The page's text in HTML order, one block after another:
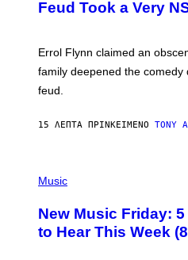
Feud Took a Very
Errol Flynn claimed an
family deepened the comedy
feud.
15 ΛΕΠΤΆ ΠΡΙΝ ΚΕΊΜΕΝΟ TONY
H
O
C
R
Music
New Music Friday:
to Hear This Week